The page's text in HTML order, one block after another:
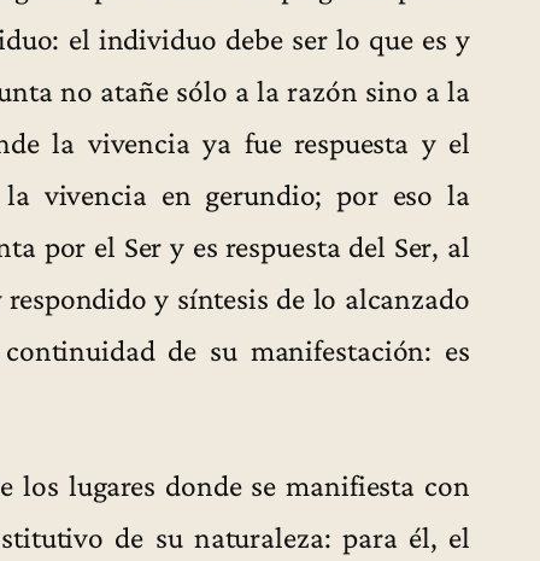
el individuo debe ser lo que es y
no atañe sólo a la razón sino a la
la vivencia ya fue respuesta y el
vivencia en gerundio; por eso la
por el Ser y es respuesta del Ser, al
y síntesis de lo alcanzado
de su manifestación: es
los lugares donde se manifiesta con
de su naturaleza: para él, el